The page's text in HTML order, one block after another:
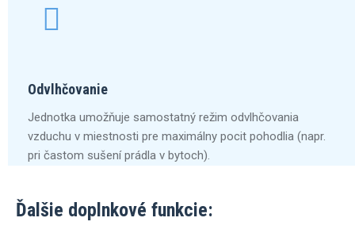
Odvlhčovanie
Jednotka umožňuje samostatný režim odvlhčovania
vzduchu v miestnosti pre maximálny pocit pohodlia (napr.
pri častom sušení prádla v bytoch).
Ďalšie doplnkové funkcie: